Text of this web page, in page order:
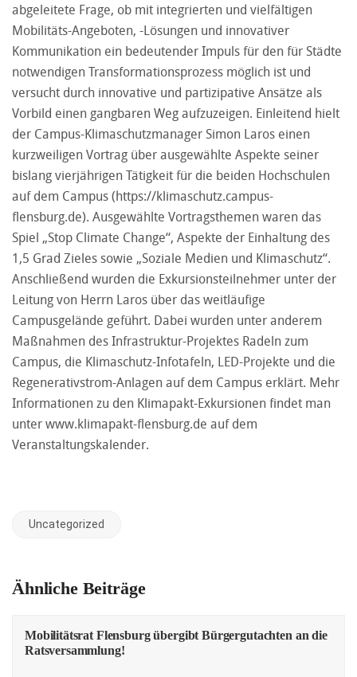
abgeleitete Frage, ob mit integrierten und vielfältigen
Mobilitäts-Angeboten, -Lösungen und innovativer
Kommunikation ein bedeutender Impuls für den für Städte
notwendigen Transformationsprozess möglich ist und
versucht durch innovative und partizipative Ansätze als
Vorbild einen gangbaren Weg aufzuzeigen. Einleitend hielt
der Campus-Klimaschutzmanager Simon Laros einen
kurzweiligen Vortrag über ausgewählte Aspekte seiner
bislang vierjährigen Tätigkeit für die beiden Hochschulen
auf dem Campus (https://klimaschutz.campus-
flensburg.de). Ausgewählte Vortragsthemen waren das
Spiel „Stop Climate Change“, Aspekte der Einhaltung des
1,5 Grad Zieles sowie „Soziale Medien und Klimaschutz“.
Anschließend wurden die Exkursionsteilnehmer unter der
Leitung von Herrn Laros über das weitläufige
Campusgelände geführt. Dabei wurden unter anderem
Maßnahmen des Infrastruktur-Projektes Radeln zum
Campus, die Klimaschutz-Infotafeln, LED-Projekte und die
Regenerativstrom-Anlagen auf dem Campus erklärt. Mehr
Informationen zu den Klimapakt-Exkursionen findet man
unterwww.klimapakt-flensburg.de auf dem
Veranstaltungskalender.
Uncategorized
Ähnliche Beiträge
Mobilitätsrat Flensburg übergibt Bürgergutachten an die
Ratsversammlung!